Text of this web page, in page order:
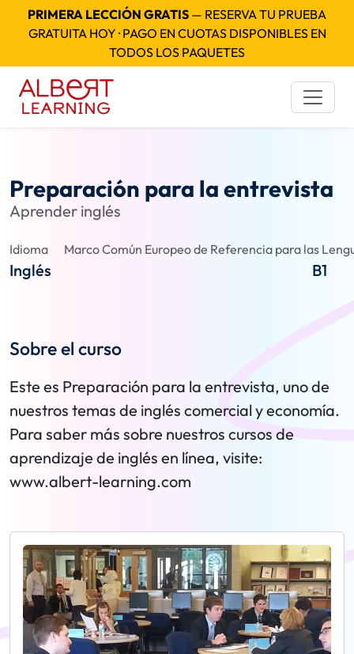
PRIMERA LECCIÓN GRATIS — RESERVA TU PRUEBA
GRATUITA HOY · PAGO EN CUOTAS DISPONIBLES EN
TODOS LOS PAQUETES
Preparación para la entrevista
Aprender inglés
Idioma
Inglés
Marco Común Europeo de Referencia para las
B1
Sobre el curso
Este es Preparación para la entrevista, uno de
nuestros temas de inglés comercial y economía.
Para saber más sobre nuestros cursos de
aprendizaje de inglés en línea, visite:
www.albert-learning.com